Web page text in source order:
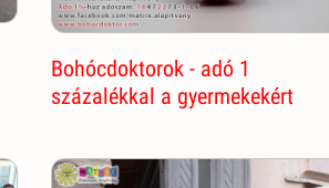
Bohócdoktorok - adó 1
százalékkal a gyermekekért